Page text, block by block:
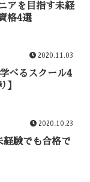
アを目指す未経
格4選
2020.11.03
べるスクール4
】
2020.10.23
験でも合格で